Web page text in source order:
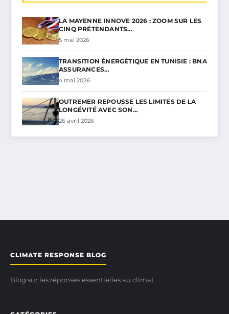
LA MAYENNE INNOVE 2026 : ZOOM SUR LES
CINQ PRÉTENDANTS…
5 mai 2026
TRANSITION ÉNERGÉTIQUE EN TUNISIE : BNA
ASSURANCES…
4 mai 2026
OUTREMER REPOUSSE LES LIMITES DE LA
LONGÉVITÉ AVEC SON…
26 avril 2026
CLIMATE RESPONSE BLOG
Blog sur les réponses essentielles au climat